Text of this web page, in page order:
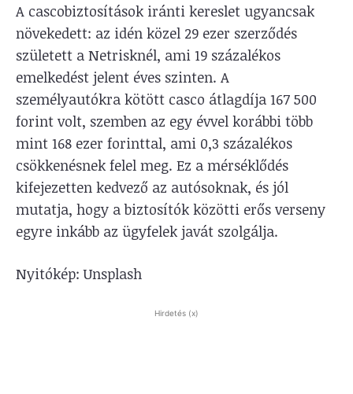
A cascobiztosítások iránti kereslet ugyancsak
növekedett: az idén közel 29 ezer szerződés
született a Netrisknél, ami 19 százalékos
emelkedést jelent éves szinten. A
személyautókra kötött casco átlagdíja 167 500
forint volt, szemben az egy évvel korábbi több
mint 168 ezer forinttal, ami 0,3 százalékos
csökkenésnek felel meg. Ez a mérséklődés
kifejezetten kedvező az autósoknak, és jól
mutatja, hogy a biztosítók közötti erős verseny
egyre inkább az ügyfelek javát szolgálja.
Nyitókép: Unsplash
Hirdetés (x)